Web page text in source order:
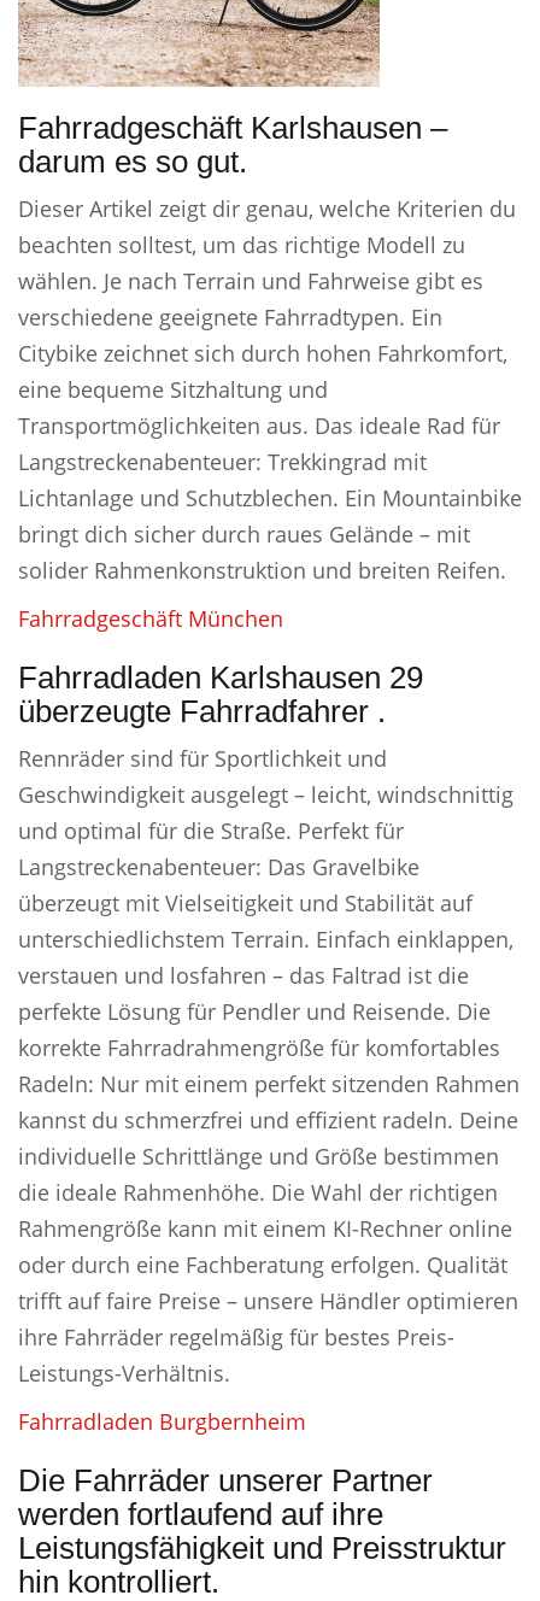
Fahrradgeschäft Karlshausen –
darum es so gut.
Dieser Artikel zeigt dir genau, welche Kriterien du
beachten solltest, um das richtige Modell zu
wählen. Je nach Terrain und Fahrweise gibt es
verschiedene geeignete Fahrradtypen. Ein
Citybike zeichnet sich durch hohen Fahrkomfort,
eine bequeme Sitzhaltung und
Transportmöglichkeiten aus. Das ideale Rad für
Langstreckenabenteuer: Trekkingrad mit
Lichtanlage und Schutzblechen. Ein Mountainbike
bringt dich sicher durch raues Gelände – mit
solider Rahmenkonstruktion und breiten Reifen.
Fahrradgeschäft München
Fahrradladen Karlshausen 29
überzeugte Fahrradfahrer .
Rennräder sind für Sportlichkeit und
Geschwindigkeit ausgelegt – leicht, windschnittig
und optimal für die Straße. Perfekt für
Langstreckenabenteuer: Das Gravelbike
überzeugt mit Vielseitigkeit und Stabilität auf
unterschiedlichstem Terrain. Einfach einklappen,
verstauen und losfahren – das Faltrad ist die
perfekte Lösung für Pendler und Reisende. Die
korrekte Fahrradrahmengröße für komfortables
Radeln: Nur mit einem perfekt sitzenden Rahmen
kannst du schmerzfrei und effizient radeln. Deine
individuelle Schrittlänge und Größe bestimmen
die ideale Rahmenhöhe. Die Wahl der richtigen
Rahmengröße kann mit einem KI-Rechner online
oder durch eine Fachberatung erfolgen. Qualität
trifft auf faire Preise – unsere Händler optimieren
ihre Fahrräder regelmäßig für bestes Preis-
Leistungs-Verhältnis.
Fahrradladen Burgbernheim
Die Fahrräder unserer Partner
werden fortlaufend auf ihre
Leistungsfähigkeit und Preisstruktur
hin kontrolliert.